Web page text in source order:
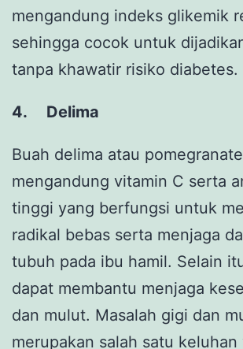
mengandung indeks glikemik
sehingga cocok untuk
tanpa khawatir risiko diabetes.
4. Delima
Buah delima atau pomegranate
mengandung vitamin C serta
tinggi yang berfungsi untuk
radikal bebas serta menjaga
tubuh pada ibu hamil. Selain
dapat membantu menjaga
dan mulut. Masalah gigi dan
merupakan salah satu